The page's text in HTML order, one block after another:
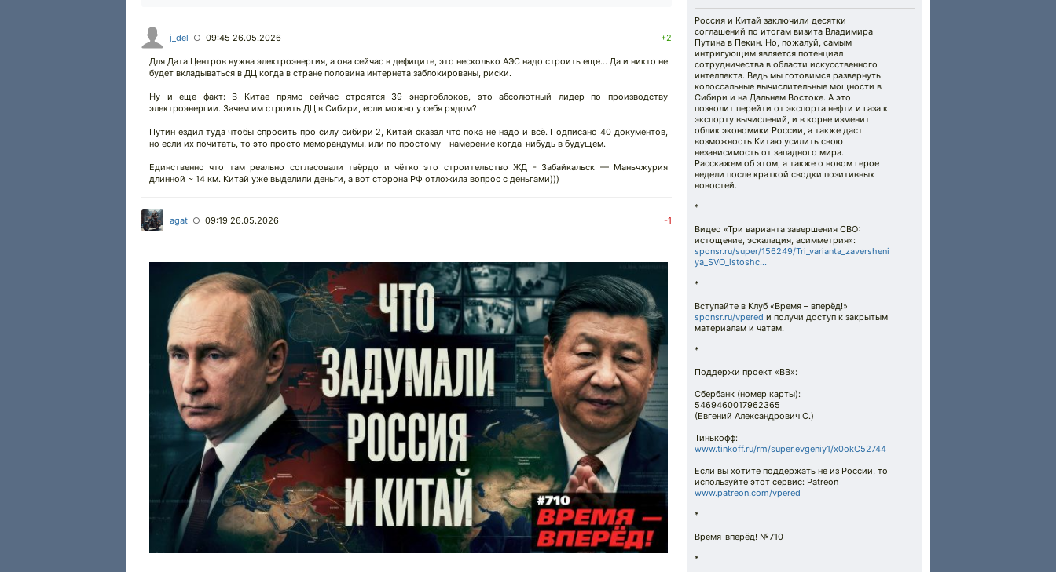
Россия и Китай заключили десятки
соглашений по итогам визита Владимира
Путина в Пекин. Но, пожалуй, самым
интригующим является потенциал
сотрудничества в области искусственного
интеллекта. Ведь мы готовимся развернуть
колоссальные вычислительные мощности в
Сибири и на Дальнем Востоке. А это
позволит перейти от экспорта нефти и газа к
экспорту вычислений, и в корне изменит
облик экономики России, а также даст
возможность Китаю усилить свою
независимость от западного мира.
Расскажем об этом, а также о новом герое
недели после краткой сводки позитивных
новостей.
*
Видео «Три варианта завершения СВО:
истощение, эскалация, асимметрия»:
sponsr.ru/super/156249/Tri_varianta_zaversheni
ya_SVO_istoshc...
*
Вступайте в Клуб «Время – вперёд!»
sponsr.ru/vpered и получи доступ к закрытым
материалам и чатам.
*
Поддержи проект «ВВ»:
Сбербанк (номер карты):
5469460017962365
(Евгений Александрович С.)
Тинькофф:
www.tinkoff.ru/rm/super.evgeniy1/x0okC52744
Если вы хотите поддержать не из России, то
используйте этот сервис: Patreon
www.patreon.com/vpered
*
Время-вперёд! №710
*
j_del ○ 09:45 26.05.2026 +2
Для Дата Центров нужна электроэнергия, а она сейчас в дефиците, это несколько АЭС надо строить еще... Да и никто не
будет вкладываться в ДЦ когда в стране половина интернета заблокированы, риски.
Ну и еще факт: В Китае прямо сейчас строятся 39 энергоблоков, это абсолютный лидер по производству
электроэнергии. Зачем им строить ДЦ в Сибири, если можно у себя рядом?
Путин ездил туда чтобы спросить про силу сибири 2, Китай сказал что пока не надо и всё. Подписано 40 документов,
но если их почитать, то это просто меморандумы, или по простому - намерение когда-нибудь в будущем.
Единственно что там реально согласовали твёрдо и чётко это строительство ЖД - Забайкальск — Маньчжурия
длинной ~ 14 км. Китай уже выделили деньги, а вот сторона РФ отложила вопрос с деньгами)))
agat ○ 09:19 26.05.2026 -1